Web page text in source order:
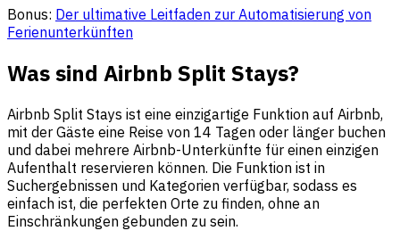
Bonus: Der ultimative Leitfaden zur Automatisierung von
Ferienunterkünften
Was sind Airbnb Split Stays?
Airbnb Split Stays ist eine einzigartige Funktion auf Airbnb,
mit der Gäste eine Reise von 14 Tagen oder länger buchen
und dabei mehrere Airbnb-Unterkünfte für einen einzigen
Aufenthalt reservieren können. Die Funktion ist in
Suchergebnissen und Kategorien verfügbar, sodass es
einfach ist, die perfekten Orte zu finden, ohne an
Einschränkungen gebunden zu sein.